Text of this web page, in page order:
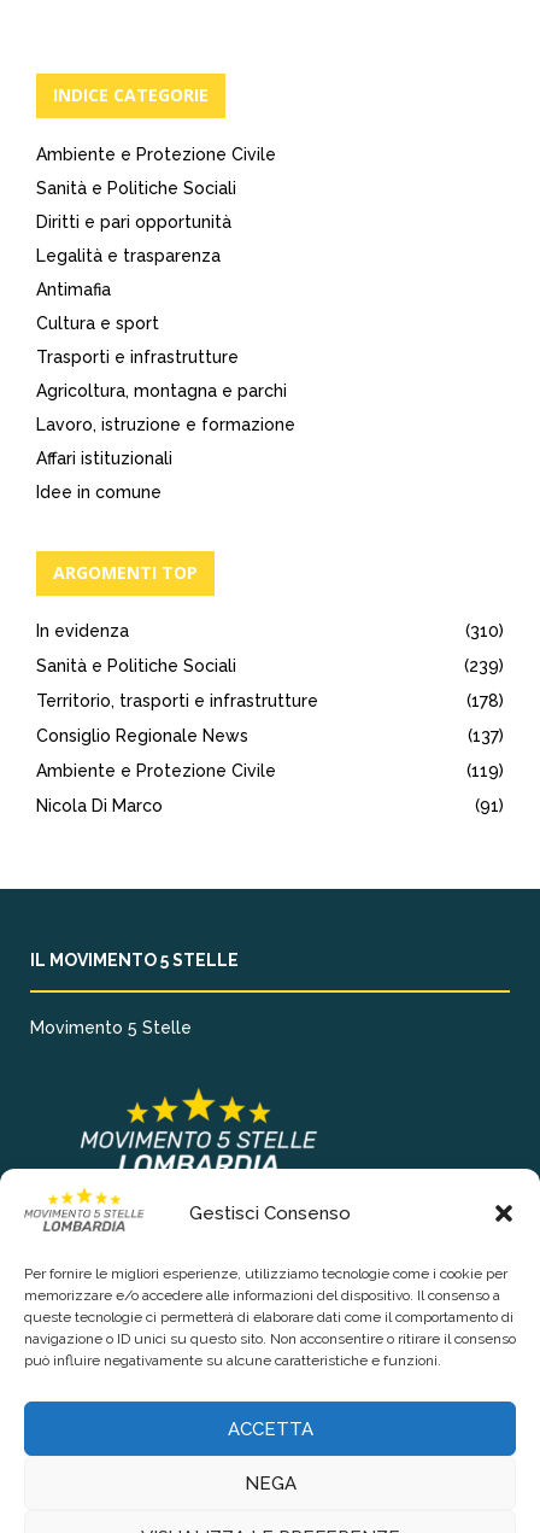
Gestisci Consenso
Per fornire le migliori esperienze, utilizziamo tecnologie come i cookie per
memorizzare e/o accedere alle informazioni del dispositivo. Il consenso a
queste tecnologie ci permetterà di elaborare dati come il comportamento di
navigazione o ID unici su questo sito. Non acconsentire o ritirare il consenso
può influire negativamente su alcune caratteristiche e funzioni.
ACCETTA
NEGA
INDICE CATEGORIE
Ambiente e Protezione Civile
Sanità e Politiche Sociali
Diritti e pari opportunità
Legalità e trasparenza
Antimafia
Cultura e sport
Trasporti e infrastrutture
Agricoltura, montagna e parchi
Lavoro, istruzione e formazione
Affari istituzionali
Idee in comune
ARGOMENTI TOP
In evidenza
(310)
Sanità e Politiche Sociali
(239)
Territorio, trasporti e infrastrutture
(178)
Consiglio Regionale News
(137)
Ambiente e Protezione Civile
(119)
Nicola Di Marco
(91)
IL MOVIMENTO 5 STELLE
Movimento 5 Stelle
COLLEGAMENTI PRINCIPALI
Contattaci
Privacy Policy